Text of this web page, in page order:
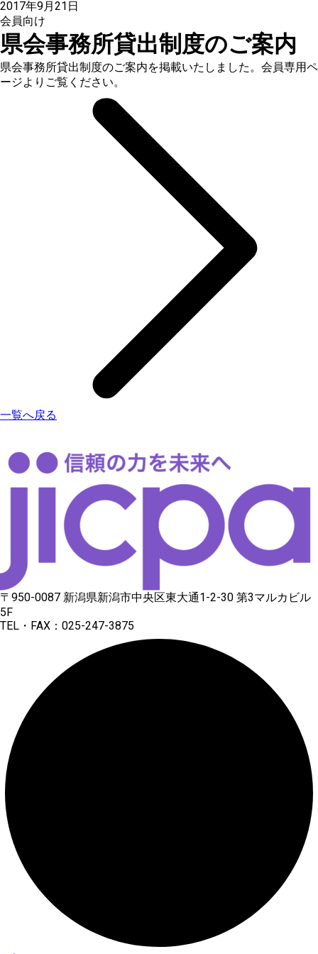
2017年9月21日
会員向け
県会事務所貸出制度のご案内
県会事務所貸出制度のご案内を掲載いたしました。会員専用ペ
ージよりご覧ください。
一覧へ戻る
〒950-0087 新潟県新潟市中央区東大通1-2-30 第3マルカビル
5F
TEL・FAX：025-247-3875